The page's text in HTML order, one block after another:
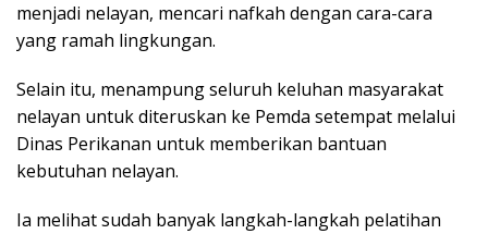
menjadi nelayan, mencari nafkah dengan cara-cara
yang ramah lingkungan.
Selain itu, menampung seluruh keluhan masyarakat
nelayan untuk diteruskan ke Pemda setempat melalui
Dinas Perikanan untuk memberikan bantuan
kebutuhan nelayan.
Ia melihat sudah banyak langkah-langkah pelatihan